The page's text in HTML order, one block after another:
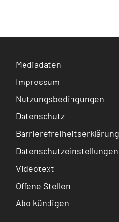
Mediadaten
Impressum
Nutzungsbedingungen
Datenschutz
Barrierefreiheitserklärung
Datenschutzeinstellungen
Videotext
Offene Stellen
Abo kündigen